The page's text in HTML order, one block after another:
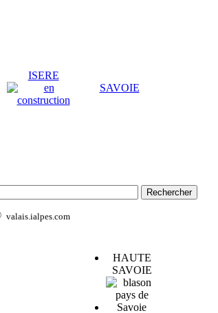
valais.ialpes.com
HAUTE
SAVOIE
ISERE
SAVOIE